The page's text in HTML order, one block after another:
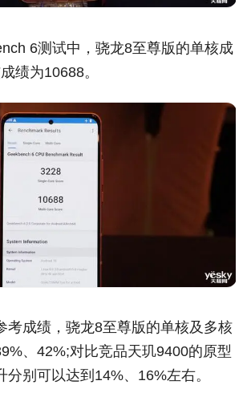
6测试中，骁龙8至尊版的单核成
绩为10688。
成绩，骁龙8至尊版的单核及多核
、42%;对比竞品天玑9400的原型
分别可以达到14%、16%左右。